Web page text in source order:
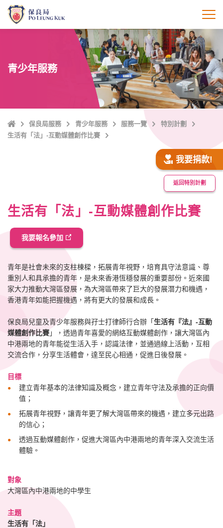
打
青少年服務
主
頁
保良局服務 青少年服務 服務一覽
特別計劃
生活有「法」-互動媒體創作比賽
我要捐款!
返回特別計劃
生活有「法」-互動媒體創作比賽
我要報名參加
青年是社會未來的支柱棟樑，拓展青年視野，培育具守法意識、尊
重別人和具承擔的青年，是未來香港恆穩發展的重要部份。近來國
家大力推動大灣區發展，為大灣區帶來了巨大的發展潛力和機遇，
香港青年如能把握機遇，將有更大的發展和成長。
保良局兒童及青少年服務與孖士打律師行合辦「生活有『法』-互動
媒體創作比賽」，透過青年喜愛的網絡互動媒體創作，讓大灣區內
中港兩地的青年能從生活入手，認識法律，並通過線上活動，互相
交流合作，分享生活體會，達至民心相通，促進日後發展。
目標
建立青年基本的法律知識及概念，建立青年守法及承擔的正向價
值；
拓展青年視野，讓青年更了解大灣區帶來的機遇，建立多元出路
的信心；
透過互動媒體創作，促進大灣區內中港兩地的青年深入交流生活
體驗。
對象
大灣區內中港兩地的中學生
主題
生活有「法」